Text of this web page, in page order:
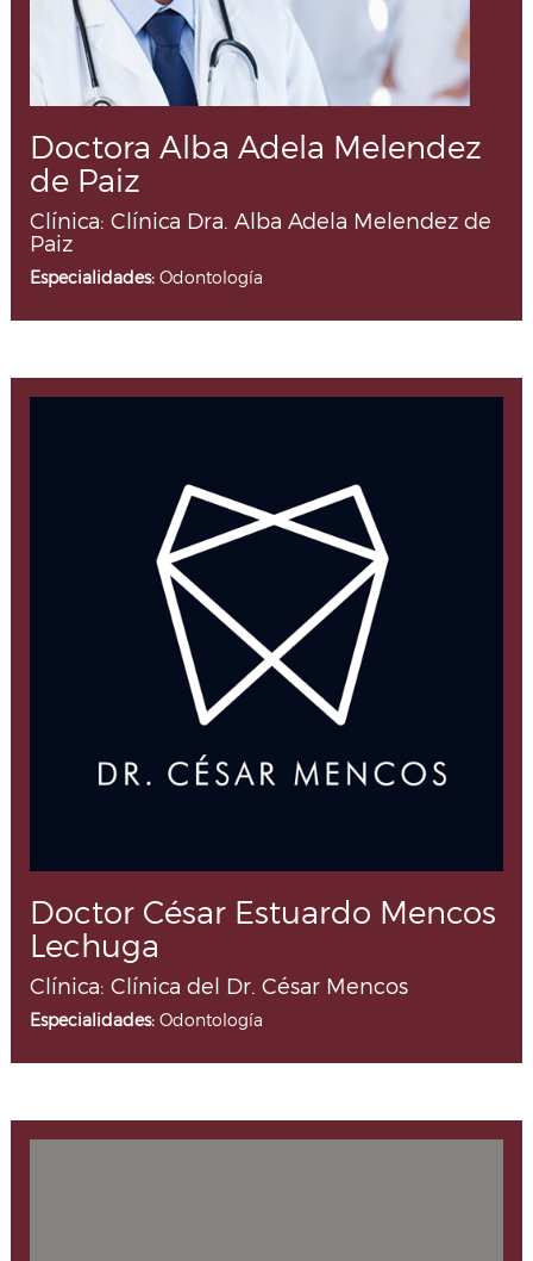
Doctora Alba Adela Melendez
de Paiz
Clínica: Clínica Dra. Alba Adela Melendez de
Paiz
Especialidades: Odontología
Doctor César Estuardo Mencos
Lechuga
Clínica: Clínica del Dr. César Mencos
Especialidades: Odontología